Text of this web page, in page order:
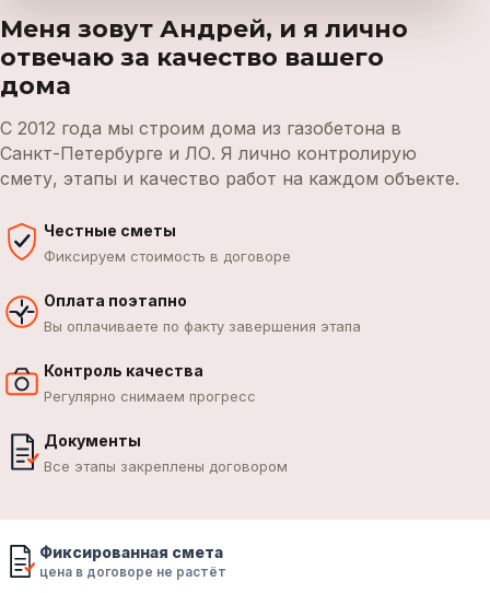
Меня зовут Андрей, и я лично
отвечаю за качество вашего
дома
С 2012 года мы строим дома из газобетона в
Санкт-Петербурге и ЛО. Я лично контролирую
смету, этапы и качество работ на каждом объекте.
Честные сметы
Фиксируем стоимость в договоре
Оплата поэтапно
Вы оплачиваете по факту завершения этапа
Контроль качества
Регулярно снимаем прогресс
Документы
Все этапы закреплены договором
Фиксированная смета
цена в договоре не растёт